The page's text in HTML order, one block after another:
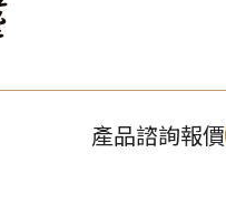
產品諮詢報價